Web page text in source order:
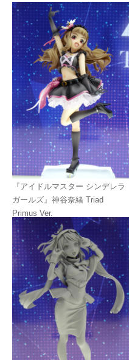
『アイドルマスター シンデレラ
ガールズ』神谷奈緒 Triad
Primus Ver.